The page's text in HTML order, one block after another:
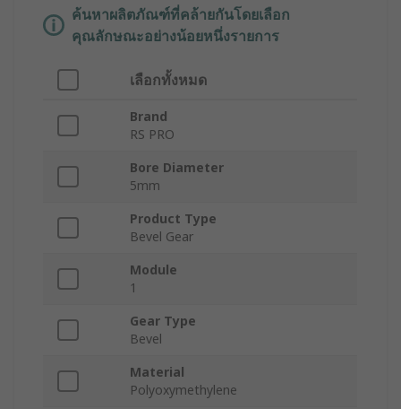
ค้นหาผลิตภัณฑ์ที่คล้ายกันโดยเลือก
คุณลักษณะอย่างน้อยหนึ่งรายการ
เลือกทั้งหมด
Brand
RS PRO
Bore Diameter
5mm
Product Type
Bevel Gear
Module
1
Gear Type
Bevel
Material
Polyoxymethylene